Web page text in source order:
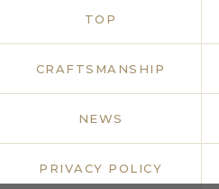
TOP
CRAFTSMANSHIP
NEWS
PRIVACY POLICY